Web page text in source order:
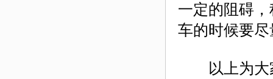
一定的阻碍
车的时候要
以上为大家